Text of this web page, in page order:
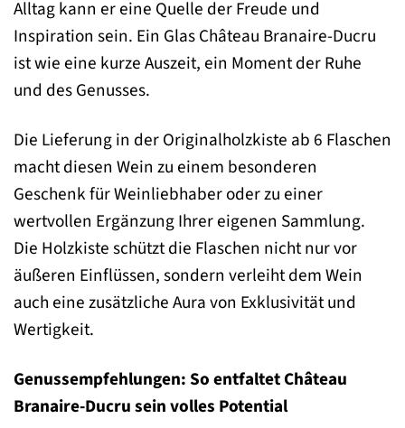
Alltag kann er eine Quelle der Freude und
Inspiration sein. Ein Glas Château Branaire-Ducru
ist wie eine kurze Auszeit, ein Moment der Ruhe
und des Genusses.
Die Lieferung in der Originalholzkiste ab 6 Flaschen
macht diesen Wein zu einem besonderen
Geschenk für Weinliebhaber oder zu einer
wertvollen Ergänzung Ihrer eigenen Sammlung.
Die Holzkiste schützt die Flaschen nicht nur vor
äußeren Einflüssen, sondern verleiht dem Wein
auch eine zusätzliche Aura von Exklusivität und
Wertigkeit.
Genussempfehlungen: So entfaltet Château
Branaire-Ducru sein volles Potential